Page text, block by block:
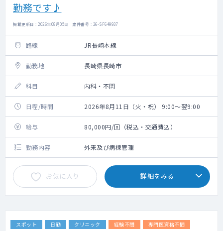
勤務です♪
掲載更新日 : 2026年08月05日 案件番号 : 26-SF649937
路線 JR長崎本線
勤務地 長崎県長崎市
科目 内科・不問
日程/時間 2026年8月11日（火・祝） 9:00～翌9:00
給与 80,000円/回（税込・交通費込）
勤務内容 外来及び病棟管理
お気に入り 詳細をみる
スポット 日勤 クリニック 経験不問
専門医資格不問